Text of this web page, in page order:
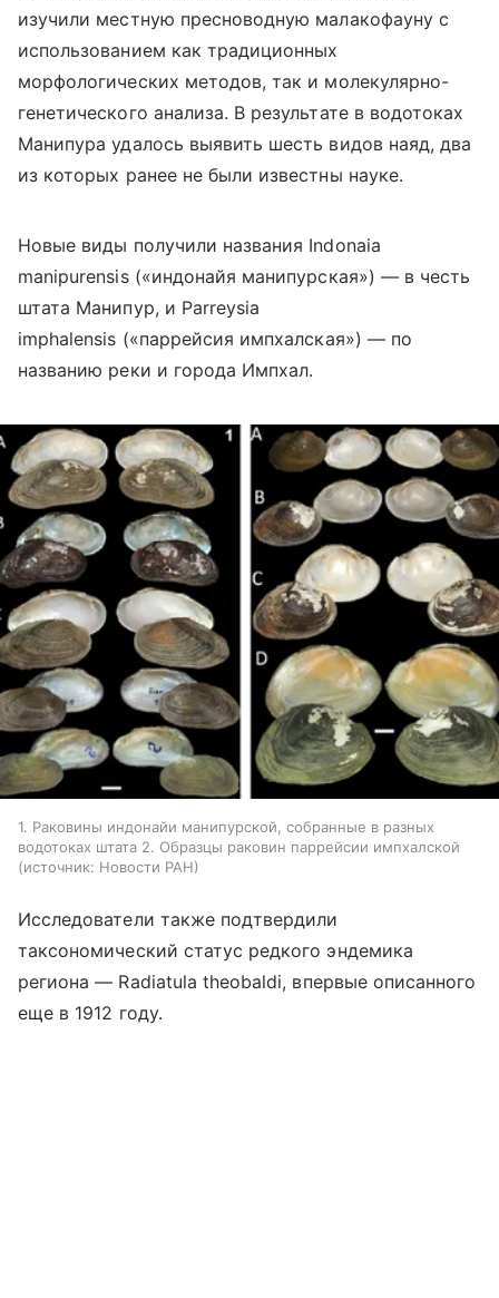
изучили местную пресноводную малакофауну с
использованием как традиционных
морфологических методов, так и молекулярно-
генетического анализа. В результате в водотоках
Манипура удалось выявить шесть видов наяд, два
из которых ранее не были известны науке.
Новые виды получили названия Indonaia
manipurensis («индонайя манипурская») — в честь
штата Манипур, и Parreysia
imphalensis («паррейсия импхалская») — по
названию реки и города Импхал.
1. Раковины индонайи манипурской, собранные в разных
водотоках штата 2. Образцы раковин паррейсии импхалской
источник: Новости РАН
Исследователи также подтвердили
таксономический статус редкого эндемика
региона — Radiatula theobaldi, впервые описанного
еще в 1912 году.